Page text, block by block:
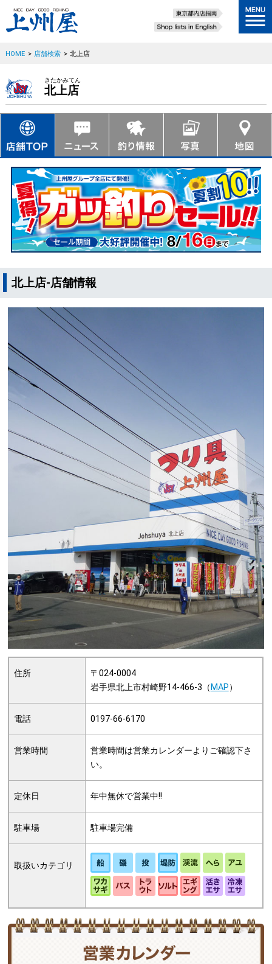
HOME > 店舗検索 > 北上店
きたかみてん
北上店
北上店-店舗情報
住所
〒024-0004
岩手県北上市村崎野14-466-3（ MAP）
電話 0197-66-6170
営業時間
営業時間は営業カレンダーよりご確認下さ
い。
定休日 年中無休で営業中!!
駐車場 駐車場完備
取扱いカテゴリ